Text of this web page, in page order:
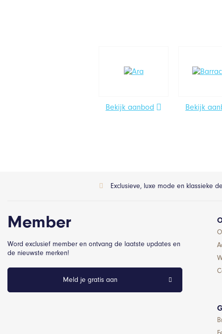
Bekijk aanbod Bekijk
Exclusieve, luxe mode en klassieke
Member
Word exclusief member en ontvang de laatste updates en
de nieuwste merken!
Meld je gratis aan